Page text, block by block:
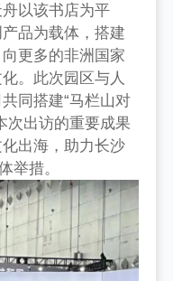
以该书店为平
品为载体，搭建
更多的非洲国家
。此次园区与人
同搭建“马栏山对
次出访的重要成果
出海，助力长沙
举措。